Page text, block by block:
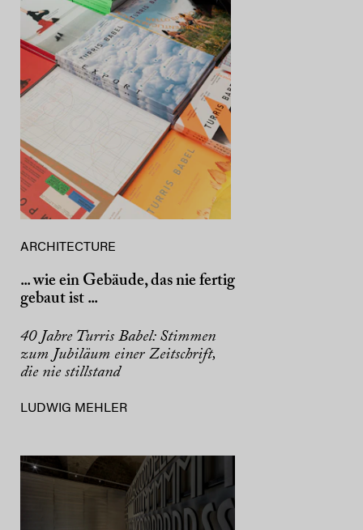
ARCHITECTURE
... wie ein Gebäude, das nie fertig
gebaut ist ...
40 Jahre Turris Babel: Stimmen
zum Jubiläum einer Zeitschrift,
die nie stillstand
LUDWIG MEHLER